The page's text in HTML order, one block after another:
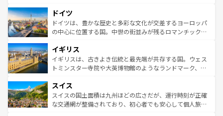
せる。地方によって風土や気候が異なるスペインはその個
性で訪れる人を魅了する。 なお、新着のスペイン情報は コ
ンテンツ一覧を参照してほしい。
で、幅広い魅力が詰まっている。華麗な宮殿、歴史的な大
聖堂、美しいビーチ、そして豊かな自然が、訪れる者を心
から魅了する。また、フランスは美食の国としても知ら
いる。シャンパンの発祥地であるランス、プロヴァンスの
香り高いラベンダー畑など、多彩な楽しみ方が可能だ。さ
らに、パリ以外の地域にも魅力が溢れており、どの街角に
れる地方に足を運ぶとそれぞれで全く異なる文化を体験で
きるだろう。 なお、新着のフランス情報はコンテンツ一覧
を参照してほしい。
ドイツ
ドイツは、豊かな歴史と多彩な文化が交差するヨーロッパ
の中心に位置する国。中世の街並みが残るロマンチック街
顔を持つこの国は、どこを歩いても飽きることがない。ベ
ルリンの文化的活気、バイエルン州のアルプスの絶景、そ
してライン川沿いのワイン畑といった風景は必見。ビール
は、お酒好きな人にはぜひ体験してほしい。 なお、新着の
ドイツ情報はコンテンツ一覧を参照してほしい。
イギリス
イギリスは、古きよき伝統と最先端が共存する国。ウェス
トミンスター寺院や大英博物館のようなランドマーク、歴
リアごとに異なる魅力がある。また、優雅なアフタヌーン
ティー、ビール好きにはたまらない英国パブ、サッカー観
戦など、本場だからこそできる体験も豊富。イギリスを旅
スイス
スイスの国土面積は九州ほどの広さだが、運行時刻が正確
な交通網が整備されており、初心者でも安心して個人旅行